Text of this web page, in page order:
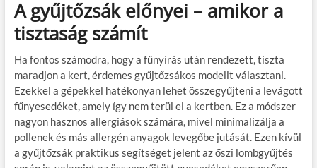
A gyűjtőzsák előnyei – amikor a
tisztaság számít
Ha fontos számodra, hogy a fűnyírás után rendezett, tiszta
maradjon a kert, érdemes gyűjtőzsákos modellt választani.
Ezekkel a gépekkel hatékonyan lehet összegyűjteni a levágott
fűnyesedéket, amely így nem terül el a kertben. Ez a módszer
nagyon hasznos allergiások számára, mivel minimalizálja a
pollenek és más allergén anyagok levegőbe jutását. Ezen kívül
a gyűjtőzsák praktikus segítséget jelent az őszi lombgyűjtés